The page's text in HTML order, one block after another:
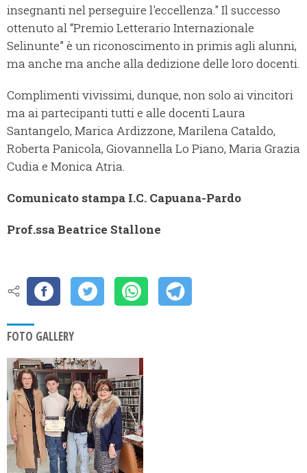
insegnanti nel perseguire l'eccellenza." Il successo
ottenuto al “Premio Letterario Internazionale
Selinunte” è un riconoscimento in primis agli alunni,
ma anche ma anche alla dedizione delle loro docenti.
Complimenti vivissimi, dunque, non solo ai vincitori
ma ai partecipanti tutti e alle docenti Laura
Santangelo, Marica Ardizzone, Marilena Cataldo,
Roberta Panicola, Giovannella Lo Piano, Maria Grazia
Cudia e Monica Atria.
Comunicato stampa I.C. Capuana-Pardo
Prof.ssa Beatrice Stallone
FOTO GALLERY